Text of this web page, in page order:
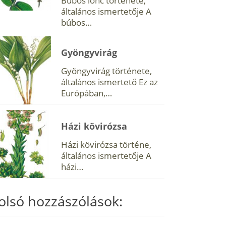
általános ismertetője A
búbos…
Gyöngyvirág
Gyöngyvirág története,
általános ismertető Ez az
Európában,…
Házi kövirózsa
Házi kövirózsa történe,
általános ismertetője A
házi…
hozzászólások: